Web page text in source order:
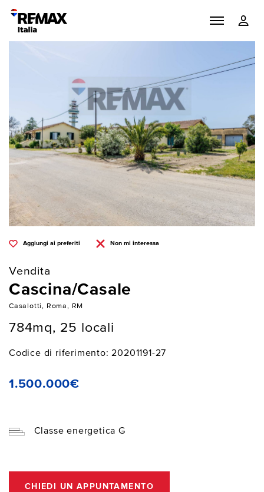
Aggiungi ai preferiti Non mi interessa
Vendita
Cascina/Casale
Casalotti, Roma, RM
784mq, 25 locali
Codice di riferimento: 20201191-27
1.500.000€
Classe energetica G
CHIEDI UN APPUNTAMENTO